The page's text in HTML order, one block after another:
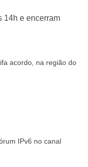
14h e encerram
acordo, na região do
IPv6 no canal